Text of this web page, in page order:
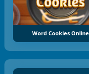
Word Cookies Online